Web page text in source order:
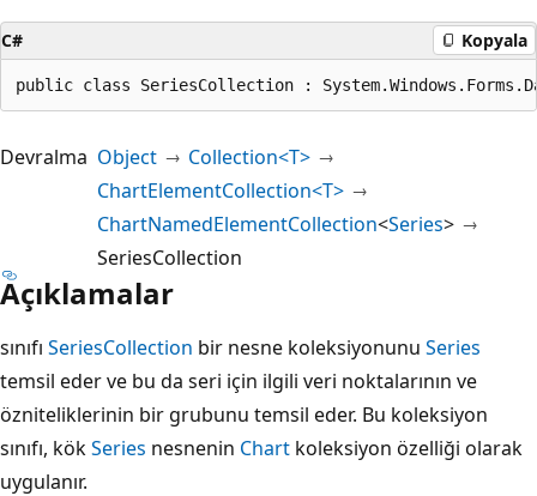
C# Kopyala
public class SeriesCollection :
Devralma Object
Collection<T>
ChartElementCollection<T>
ChartNamedElementCollection<Series>
SeriesCollection
Açıklamalar
sınıfı SeriesCollection bir nesne koleksiyonunu Series
temsil eder ve bu da seri için ilgili veri noktalarının ve
özniteliklerinin bir grubunu temsil eder. Bu koleksiyon
sınıfı, kökSeries nesnenin Chart koleksiyon özelliği olarak
uygulanır.